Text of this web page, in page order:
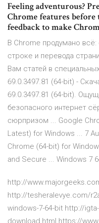
Feeling adventurous?
Chrome features before
feedback to make
В Chrome продумано
строке и перевода
Вам статей в
69.0.3497.81 (64-bit) -
69.0.3497.81 (64-bit).
безопасного интернет
сюрпризом ... Google
Latest) for Windows ... 7
Chrome (64-bit) for
and Secure ... Windows 7
http://
http://tesheralevye.com/
windows-7-64-bit http://